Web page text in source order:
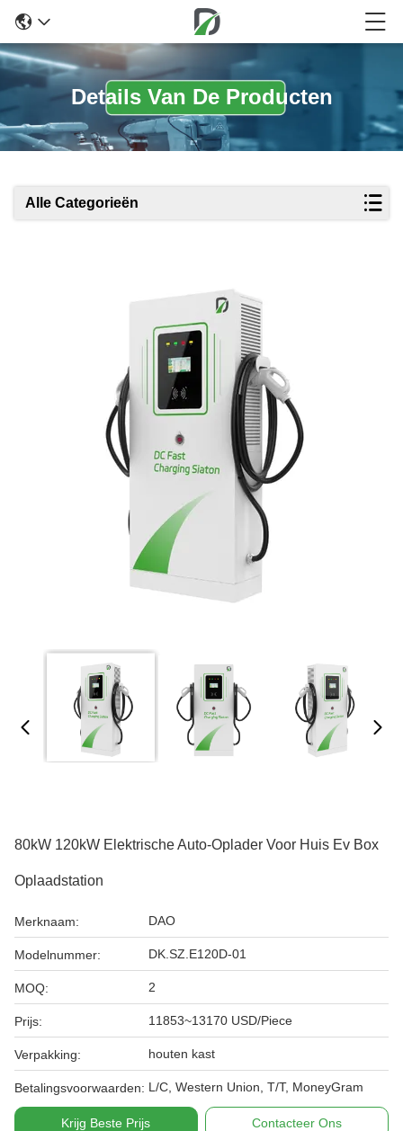
Details Van De Producten
Alle Categorieën
80kW 120kW Elektrische Auto-Oplader Voor Huis Ev Box
Oplaadstation
Merknaam: DAO
Modelnummer: DK.SZ.E120D-01
MOQ: 2
Prijs: 11853~13170 USD/Piece
Verpakking: houten kast
Betalingsvoorwaarden: L/C, Western Union, T/T, MoneyGram
Krijg Beste Prijs Contacteer Ons